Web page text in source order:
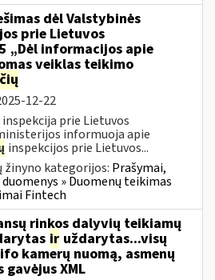
dėl Valstybinės
prie Lietuvos
„Dėl informacijos apie
veiklas teikimo
12-22
inspekcija prie Lietuvos
informuoja apie
inspekcijos prie Lietuvos...
žinyno kategorijos: Prašymai,
» Duomenų teikimas
Fintech
rinkos dalyvių teikiamų
ir uždarytas...visų
kamerų nuomą, asmenų
gavėjus XML